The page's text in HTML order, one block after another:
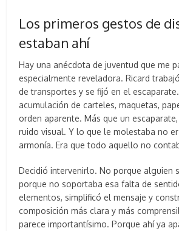
Los primeros gestos de
estaban ahí
Hay una anécdota de juventud que me
especialmente reveladora. Ricard
de transportes y se fijó en el
acumulación de carteles, maquetas,
orden aparente. Más que un
ruido visual. Y lo que le molestaba no
armonía. Era que todo aquello no
Decidió intervenirlo. No porque alguien
porque no soportaba esa falta de
elementos, simplificó el mensaje y
composición más clara y más
parece importantísimo. Porque ahí ya